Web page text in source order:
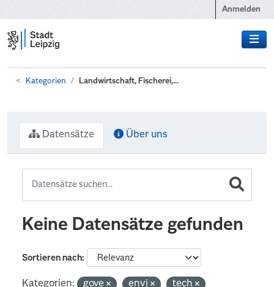
Anmelden
Kategorien Landwirtschaft, Fischerei,...
Datensätze Über uns
Keine Datensätze gefunden
Sortieren nach
Kategorien: gove envi
tech